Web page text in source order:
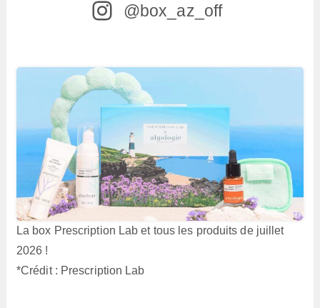
@box_az_off
La box Prescription Lab et tous les produits de juillet
2026 !
*Crédit : Prescription Lab